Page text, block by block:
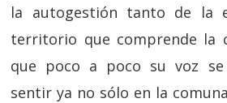
la autogestión tanto de la
territorio que comprende la
que poco a poco su voz
sentir ya no sólo en la